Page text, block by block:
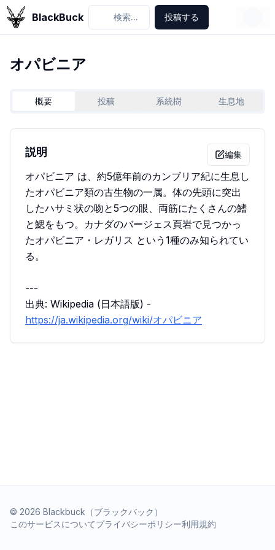
BlackBuck 検索... 投稿する
オパビニア
概要 投稿 系統樹 生息地
編集
説明
オパビニア は、約5億年前のカンブリア紀に生息し
たオパビニア類の古生物の一属。体の先頭に突出
したハサミ状の吻と5つの眼、両筋にたくさんの鰭
と鰓をもつ。カナダのバージェス頁岩で見つかっ
たオパビニア・レガリス という1種のみ知られてい
る。
---
出典: Wikipedia (日本語版) -
https://ja.wikipedia.org/wiki/オパビニア
© 2026 Blackbuck（ブラックバック）
このサービスについてプライバシーポリシー利用規約